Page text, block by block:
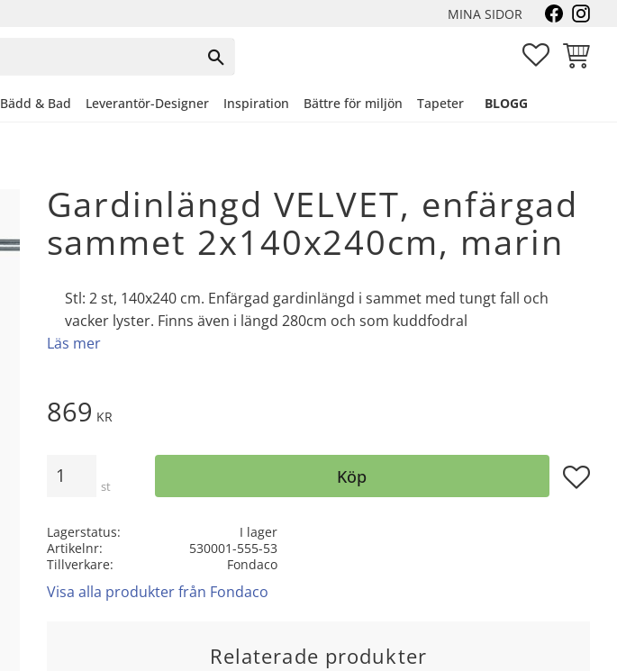
MINA SIDOR
FAVORITER
Bädd & Bad Leverantör-Designer Inspiration Bättre för miljön Tapeter BLOGG
Gardinlängd VELVET, enfärgad
sammet 2x140x240cm, marin
Stl: 2 st, 140x240 cm. Enfärgad gardinlängd i sammet med tungt fall och
vacker lyster. Finns även i längd 280cm och som kuddfodral
Läs mer
869 KR
st Köp Lägg
Lagerstatus
I lager
Artikelnr
530001-555-53
Tillverkare
Fondaco
Visa alla produkter från Fondaco
Relaterade produkter